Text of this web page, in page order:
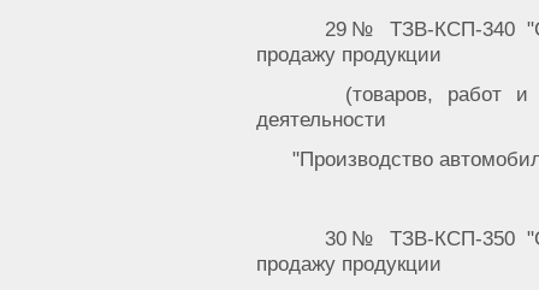
29№ ТЗВ-КСП-340
продажу продукции
(товаров, работ
деятельности
"Производство
30№ ТЗВ-КСП-350
продажу продукции